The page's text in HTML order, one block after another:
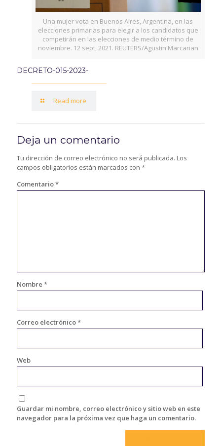
Una mujer vota en Buenos Aires, Argentina, en las
elecciones primarias para elegir a los candidatos que
competirán en las elecciones de medio término de
noviembre. 12 sept, 2021. REUTERS/Agustin Marcarian
DECRETO-015-2023-
Read more
Deja un comentario
Tu dirección de correo electrónico no será publicada. Los
campos obligatorios están marcados con *
Comentario*
Nombre *
Correo electrónico*
Web
Guardar mi nombre, correo electrónico y sitio web en este
navegador para la próxima vez que haga un comentario.